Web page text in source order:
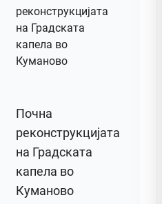
Почна
реконструкцијата
на Градската
капела во
Куманово